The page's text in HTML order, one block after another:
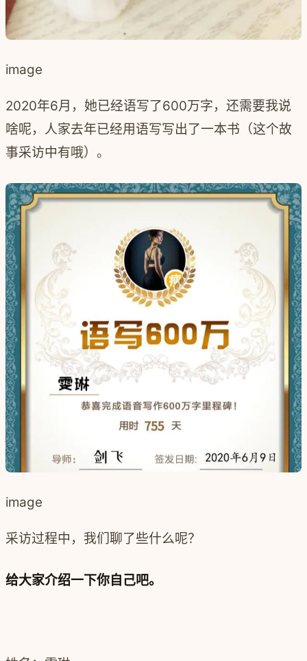
image
2020年6月，她已经语写了600万字，还需要我说
啥呢，人家去年已经用语写写出了一本书（这个故
事采访中有哦）。
image
采访过程中，我们聊了些什么呢？
给大家介绍一下你自己吧。